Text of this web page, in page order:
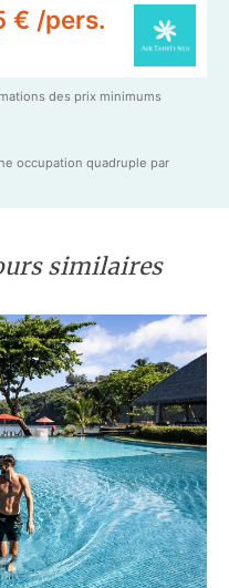
€ /pers.
des prix minimums
occupation quadruple par
similaires